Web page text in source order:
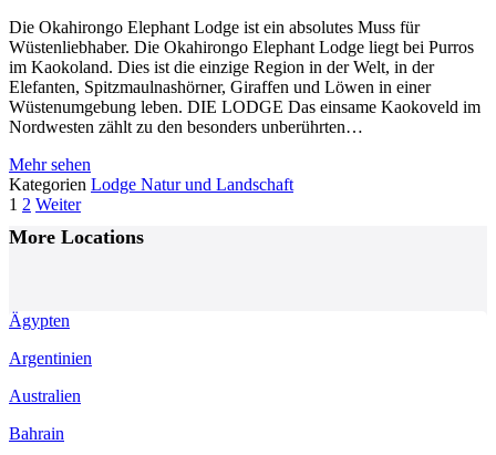
Die Okahirongo Elephant Lodge ist ein absolutes Muss für
Wüstenliebhaber. Die Okahirongo Elephant Lodge liegt bei Purros
im Kaokoland. Dies ist die einzige Region in der Welt, in der
Elefanten, Spitzmaulnashörner, Giraffen und Löwen in einer
Wüstenumgebung leben. DIE LODGE Das einsame Kaokoveld im
Nordwesten zählt zu den besonders unberührten…
Mehr sehen
Kategorien Lodge Natur und Landschaft
Posts
Navigation
1 2 Weiter
More Locations
Ägypten
Argentinien
Australien
Bahrain